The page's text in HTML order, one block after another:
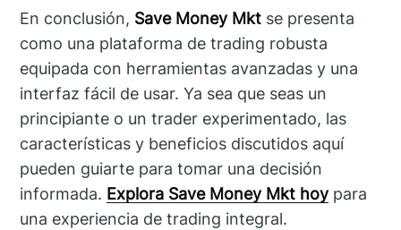
En conclusión, Save Money Mkt se presenta
como una plataforma de trading robusta
equipada con herramientas avanzadas y una
interfaz fácil de usar. Ya sea que seas un
principiante o un trader experimentado, las
características y beneficios discutidos aquí
pueden guiarte para tomar una decisión
informada. Explora Save Money Mkt hoypara
una experiencia de trading integral.